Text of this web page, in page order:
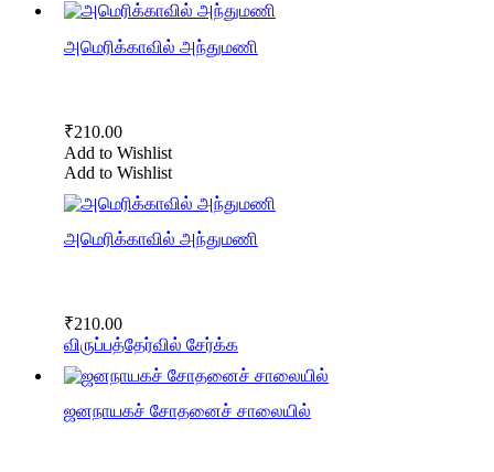
அமெரிக்காவில் அந்துமணி
₹210.00
Add to Wishlist
Add to Wishlist
அமெரிக்காவில் அந்துமணி
₹210.00
விருப்பத்தேர்வில் சேர்க்க
ஜனநாயகச் சோதனைச் சாலையில்